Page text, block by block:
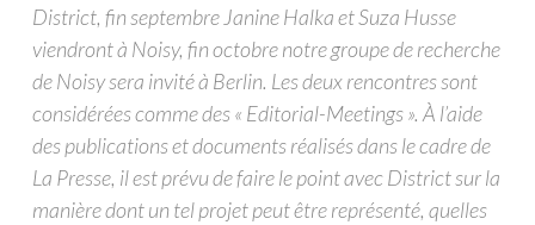
District, fin septembre Janine Halka et Suza Husse
viendront à Noisy, fin octobre notre groupe de recherche
de Noisy sera invité à Berlin. Les deux rencontres sont
considérées comme des « Editorial-Meetings ». À l’aide
des publications et documents réalisés dans le cadre de
La Presse, il est prévu de faire le point avec District sur la
manière dont un tel projet peut être représenté, quelles